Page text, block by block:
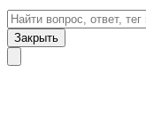
Закрыть